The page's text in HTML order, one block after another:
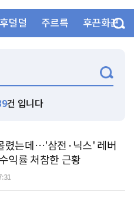
후덜덜 주르륵 후끈화끈
건 입니다
렸는데…'삼전·닉스' 레버
익률 처참한 근황